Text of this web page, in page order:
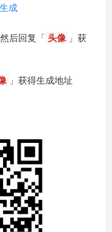
然后回复「 头像 」获
」获得生成地址